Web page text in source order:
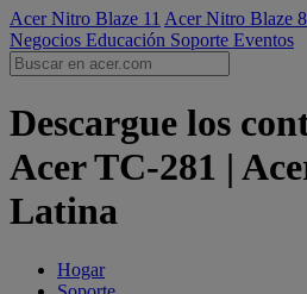
Acer Nitro Blaze 11 Acer Nitro Blaze 8
Negocios Educación Soporte Eventos
Descargue los
Acer TC-281 |
Latina
Hogar